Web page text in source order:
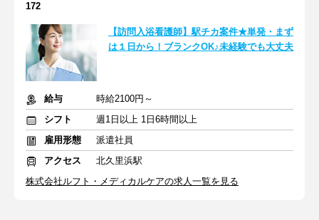
172
【訪問入浴看護師】駅チカ案件★単発・まず
は１日から！ブランクOK♪未経験でも大丈夫
給与
時給2100円～
シフト
週1日以上 1日6時間以上
雇用形態
派遣社員
アクセス
北久里浜駅
株式会社ルフト・メディカルケアの求人一覧を見る